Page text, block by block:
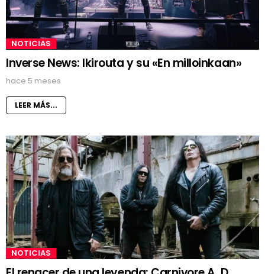
NOTICIAS
Inverse News: Ikirouta y su «En milloinkaan»
hace 5 meses
LEER MÁS...
NOTICIAS